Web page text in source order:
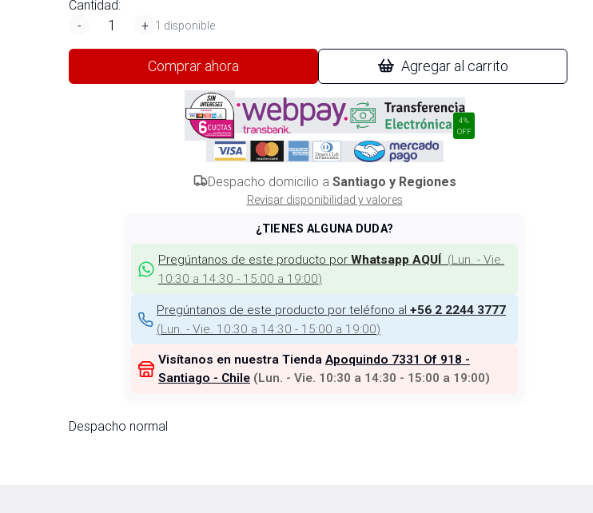
Cantidad:
-
+ 1 disponible
Comprar ahora Agregar al carrito
4%
OFF
Despacho domicilio a Santiago y Regiones
Revisar disponibilidad y valores
¿TIENES ALGUNA DUDA?
Pregúntanos de este producto por Whatsapp AQUÍ (Lun. - Vie.
10:30 a 14:30 - 15:00 a 19:00)
Pregúntanos de este producto por teléfono al +56 2 2244 3777
(Lun. - Vie. 10:30 a 14:30 - 15:00 a 19:00)
Visítanos en nuestra Tienda Apoquindo 7331 Of 918 -
Santiago - Chile (Lun. - Vie. 10:30 a 14:30 - 15:00 a 19:00)
Despacho normal